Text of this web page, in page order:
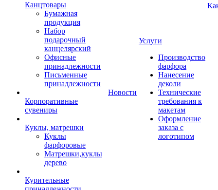
Канцтовары
Бумажная
продукция
Набор
подарочный
канцелярский
Офисные
принадлежности
Письменные
принадлежности
Корпоративные
сувениры
Куклы, матрешки
Куклы
фарфоровые
Матрешки,куклы
дерево
Курительные
Новости
Услуги
Производство
фарфора
Нанесение
деколи
Технические
требования к
макетам
Оформление
заказа с
логотипом